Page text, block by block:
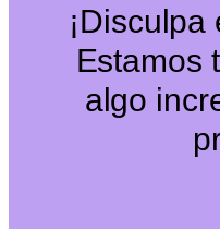
Estamos
algo